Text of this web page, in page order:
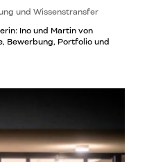
und Wissenstransfer
Ino und Martin von
Bewerbung, Portfolio und